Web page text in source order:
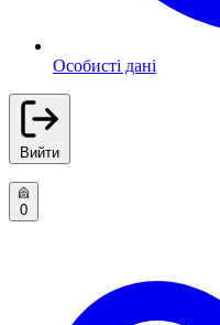
Особисті дані
Вийти
0